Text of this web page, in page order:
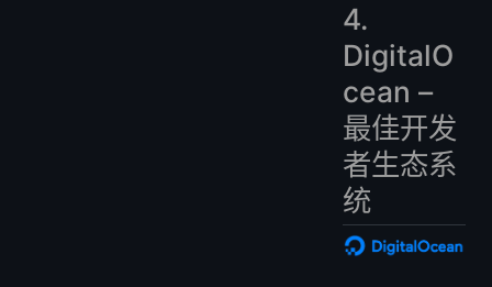
4.
DigitalO
cean –
最佳开发
者生态系
统